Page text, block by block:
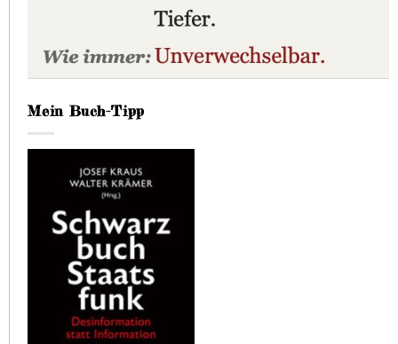
Mein Buch-Tipp